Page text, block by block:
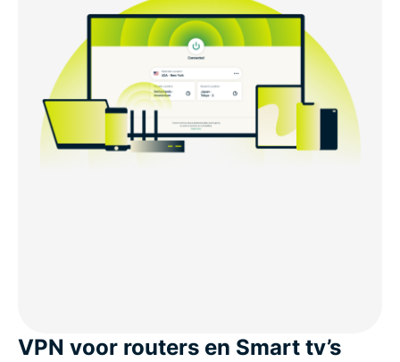
VPN voor routers en Smart tv’s